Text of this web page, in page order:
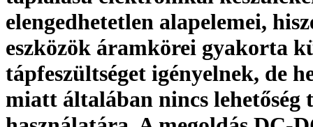
elengedhetetlen alapelemei,
eszközök áramkörei gyakorta
tápfeszültséget igényelnek, de
miatt általában nincs lehetőség